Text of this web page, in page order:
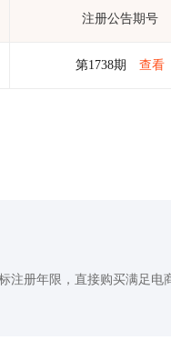
注册公告期号
第1738期 查看
注册年限，直接购买满足电